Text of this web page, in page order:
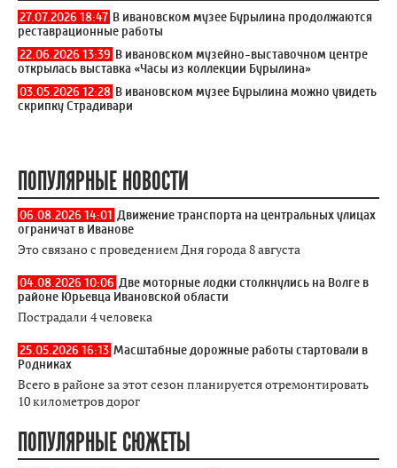
27.07.2026 18:47 В ивановском музее Бурылина продолжаются
реставрационные работы
22.06.2026 13:39 В ивановском музейно-выставочном центре
открылась выставка «Часы из коллекции Бурылина»
03.05.2026 12:28 В ивановском музее Бурылина можно увидеть
скрипку Страдивари
ПОПУЛЯРНЫЕ НОВОСТИ
06.08.2026 14:01 Движение транспорта на центральных улицах
ограничат в Иванове
Это связано с проведением Дня города 8 августа
04.08.2026 10:06 Две моторные лодки столкнулись на Волге в
районе Юрьевца Ивановской области
Пострадали 4 человека
25.05.2026 16:13 Масштабные дорожные работы стартовали в
Родниках
Всего в районе за этот сезон планируется отремонтировать
10 километров дорог
ПОПУЛЯРНЫЕ СЮЖЕТЫ